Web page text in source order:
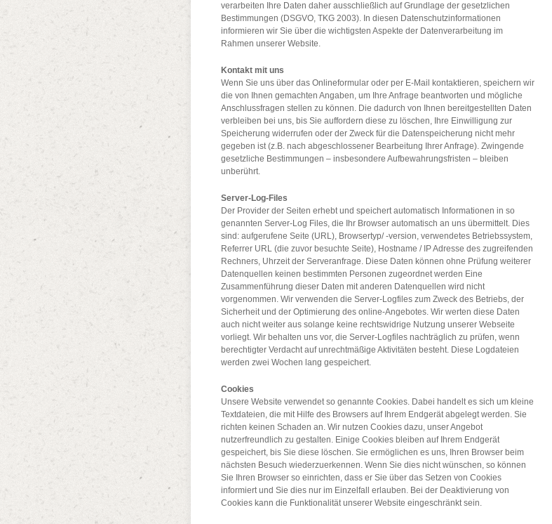
verarbeiten Ihre Daten daher ausschließlich auf Grundlage der gesetzlichen
Bestimmungen (DSGVO, TKG 2003). In diesen Datenschutzinformationen
informieren wir Sie über die wichtigsten Aspekte der Datenverarbeitung im
Rahmen unserer Website.
Kontakt mit uns
Wenn Sie uns über das Onlineformular oder per E-Mail kontaktieren, speichern wir
die von Ihnen gemachten Angaben, um Ihre Anfrage beantworten und mögliche
Anschlussfragen stellen zu können. Die dadurch von Ihnen bereitgestellten Daten
verbleiben bei uns, bis Sie auffordern diese zu löschen, Ihre Einwilligung zur
Speicherung widerrufen oder der Zweck für die Datenspeicherung nicht mehr
gegeben ist (z.B. nach abgeschlossener Bearbeitung Ihrer Anfrage). Zwingende
gesetzliche Bestimmungen – insbesondere Aufbewahrungsfristen – bleiben
unberührt.
Server-Log-Files
Der Provider der Seiten erhebt und speichert automatisch Informationen in so
genannten Server-Log Files, die Ihr Browser automatisch an uns übermittelt. Dies
sind: aufgerufene Seite (URL), Browsertyp/ -version, verwendetes Betriebssystem,
Referrer URL (die zuvor besuchte Seite), Hostname / IP Adresse des zugreifenden
Rechners, Uhrzeit der Serveranfrage. Diese Daten können ohne Prüfung weiterer
Datenquellen keinen bestimmten Personen zugeordnet werden Eine
Zusammenführung dieser Daten mit anderen Datenquellen wird nicht
vorgenommen. Wir verwenden die Server-Logfiles zum Zweck des Betriebs, der
Sicherheit und der Optimierung des online-Angebotes. Wir werten diese Daten
auch nicht weiter aus solange keine rechtswidrige Nutzung unserer Webseite
vorliegt. Wir behalten uns vor, die Server-Logfiles nachträglich zu prüfen, wenn
berechtigter Verdacht auf unrechtmäßige Aktivitäten besteht. Diese Logdateien
werden zwei Wochen lang gespeichert.
Cookies
Unsere Website verwendet so genannte Cookies. Dabei handelt es sich um kleine
Textdateien, die mit Hilfe des Browsers auf Ihrem Endgerät abgelegt werden. Sie
richten keinen Schaden an. Wir nutzen Cookies dazu, unser Angebot
nutzerfreundlich zu gestalten. Einige Cookies bleiben auf Ihrem Endgerät
gespeichert, bis Sie diese löschen. Sie ermöglichen es uns, Ihren Browser beim
nächsten Besuch wiederzuerkennen. Wenn Sie dies nicht wünschen, so können
Sie Ihren Browser so einrichten, dass er Sie über das Setzen von Cookies
informiert und Sie dies nur im Einzelfall erlauben. Bei der Deaktivierung von
Cookies kann die Funktionalität unserer Website eingeschränkt sein.